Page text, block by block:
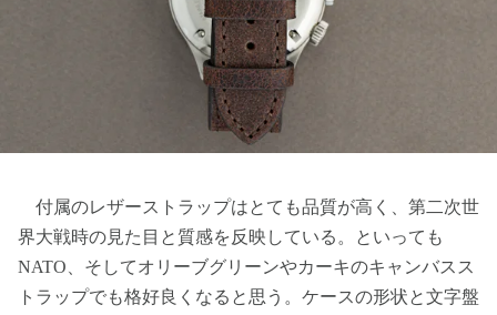
付属のレザーストラップはとても品質が高く、第二次世
界大戦時の見た目と質感を反映している。といっても
NATO、そしてオリーブグリーンやカーキのキャンバスス
トラップでも格好良くなると思う。ケースの形状と文字盤